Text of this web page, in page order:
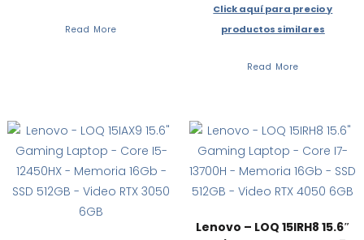
Read More
Click aquí para precio y
productos similares
Read More
Lenovo – LOQ 15IRH8 15.6″